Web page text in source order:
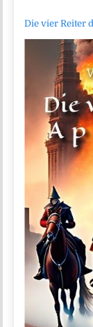
Die vier Reiter